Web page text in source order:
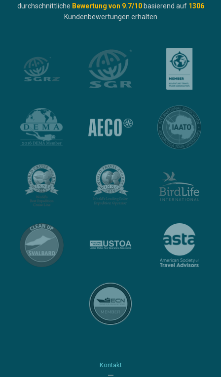
durchschnittliche Bewertung von 9.7/10 basierend auf 1306
Kundenbewertungen erhalten
Kontakt